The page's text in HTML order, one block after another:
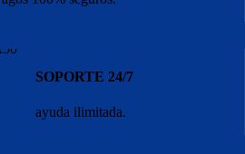
SOPORTE 24/7
ayuda ilimitada.